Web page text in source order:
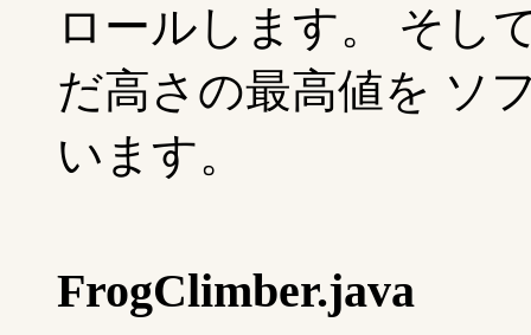
ロールします。 そし
だ高さの最高値を ソ
います。
FrogClimber.java